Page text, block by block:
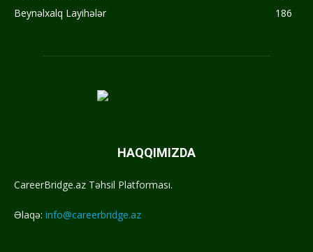
Beynəlxalq Layihələr
186
HAQQIMIZDA
CareerBridge.az Təhsil Platforması.
Əlaqə: info@careerbridge.az